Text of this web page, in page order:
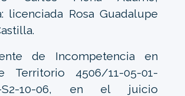
licenciada Rosa Guadalupe
de Incompetencia en
Territorio 4506/11-05-01-
S2-10-06, en el juicio